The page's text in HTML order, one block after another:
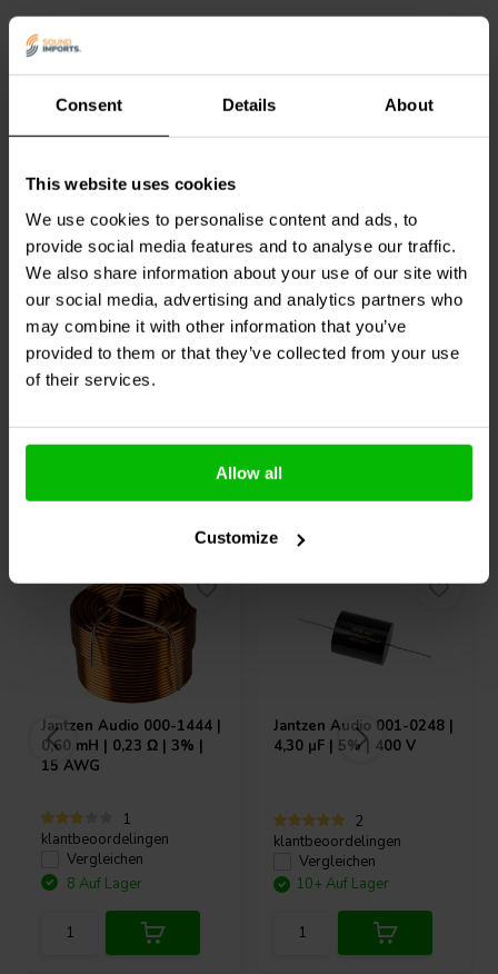
Consent Details About
This website uses cookies
We use cookies to personalise content and ads, to
provide social media features and to analyse our traffic.
We also share information about your use of our site with
our social media, advertising and analytics partners who
may combine it with other information that you’ve
provided to them or that they’ve collected from your use
of their services.
Allow all
Customize
Quadratischer
Anschlussbecher |
Federbelastet | 102 x 102
mm
klantbeoordelingen
Vergleichen
4 Auf Lager
| Federbelastet |
Durchmesser 75 mm
klantbeoordelingen
Vergleichen
26 Auf Lager
Andere Kunden kauften auch
Jantzen Audio 000-1444 |
0,60 mH | 0,23 Ω | 3% |
15 AWG
1
klantbeoordelingen
Vergleichen
8 Auf Lager
Jantzen Audio 001-0248 |
4,30 µF | 5% | 400 V
2
klantbeoordelingen
Vergleichen
10+ Auf Lager